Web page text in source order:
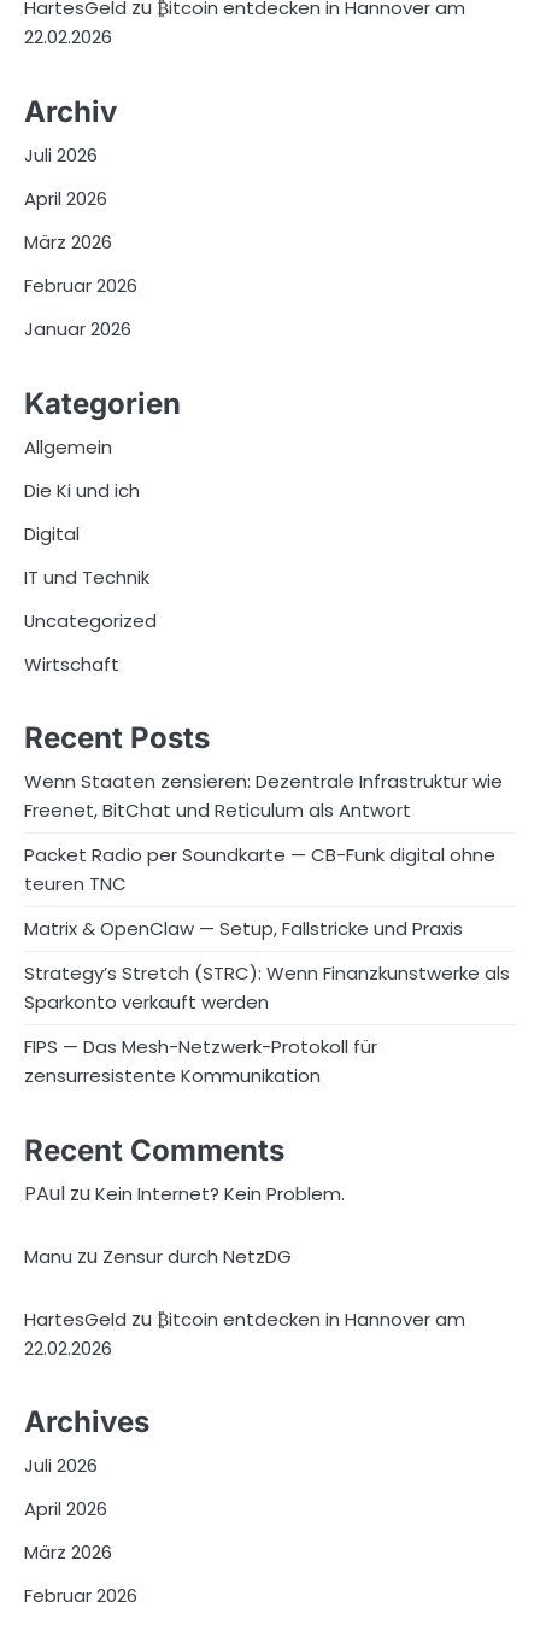
HartesGeld zu ₿itcoin entdecken in Hannover am
22.02.2026
Archiv
Juli 2026
April 2026
März 2026
Februar 2026
Januar 2026
Kategorien
Allgemein
Die Ki und ich
Digital
IT und Technik
Uncategorized
Wirtschaft
Recent Posts
Wenn Staaten zensieren: Dezentrale Infrastruktur wie
Freenet, BitChat und Reticulum als Antwort
Packet Radio per Soundkarte — CB-Funk digital ohne
teuren TNC
Matrix & OpenClaw — Setup, Fallstricke und Praxis
Strategy’s Stretch (STRC): Wenn Finanzkunstwerke als
Sparkonto verkauft werden
FIPS — Das Mesh-Netzwerk-Protokoll für
zensurresistente Kommunikation
Recent Comments
PAul zuKein Internet? Kein Problem.
Manu zu Zensur durch NetzDG
HartesGeld zu ₿itcoin entdecken in Hannover am
22.02.2026
Archives
Juli 2026
April 2026
März 2026
Februar 2026